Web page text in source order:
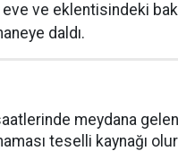
ve eklentisindeki
daldı.
meydana
teselli kaynağı